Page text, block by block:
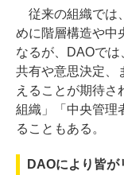
従来の組織では
めに階層構造や中
なるが、DAOで
共有や意思決定、
えることが期待さ
組織」「中央管理
ることもある。
DAOにより皆